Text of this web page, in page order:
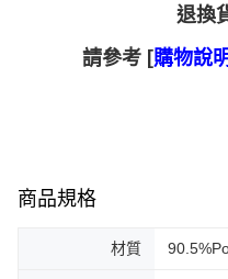
退換
請參考 [購物說
商品規格
材質